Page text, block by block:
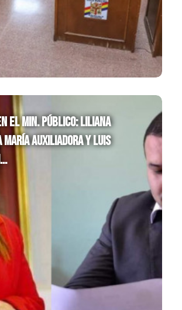
el Min. Público: Liliana
María Auxiliadora y Luis